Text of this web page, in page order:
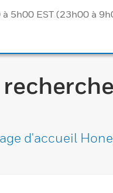
5h00 EST (23h00 à
d'accueil